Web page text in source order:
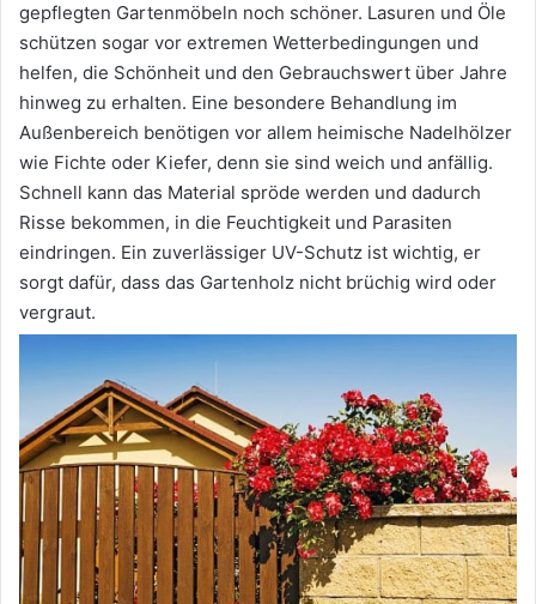
gepflegten Gartenmöbeln noch schöner. Lasuren und Öle
schützen sogar vor extremen Wetterbedingungen und
helfen, die Schönheit und den Gebrauchswert über Jahre
hinweg zu erhalten. Eine besondere Behandlung im
Außenbereich benötigen vor allem heimische Nadelhölzer
wie Fichte oder Kiefer, denn sie sind weich und anfällig.
Schnell kann das Material spröde werden und dadurch
Risse bekommen, in die Feuchtigkeit und Parasiten
eindringen. Ein zuverlässiger UV-Schutz ist wichtig, er
sorgt dafür, dass das Gartenholz nicht brüchig wird oder
vergraut.